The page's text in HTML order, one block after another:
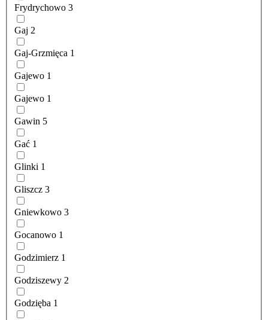
Frydrychowo 3
Gaj 2
Gaj-Grzmięca 1
Gajewo 1
Gajewo 1
Gawin 5
Gać 1
Glinki 1
Gliszcz 3
Gniewkowo 3
Gocanowo 1
Godzimierz 1
Godziszewy 2
Godzięba 1